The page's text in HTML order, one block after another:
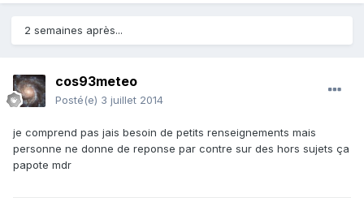
2 semaines après...
cos93meteo
Posté(e) 3 juillet 2014
je comprend pas jais besoin de petits renseignements mais
personne ne donne de reponse par contre sur des hors sujets ça
papote mdr